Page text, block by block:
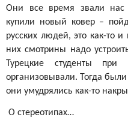
Они все время звали нас
купили новый ковер –
русских людей, это как-то и
них смотрины надо
Турецкие студенты
организовывали. Тогда
они умудрялись как-то
О стереотипах…